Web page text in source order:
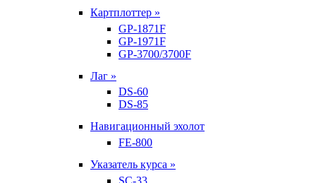
Картплоттер »
GP-1871F
GP-1971F
GP-3700/3700F
Лаг »
DS-60
DS-85
Навигационный эхолот
FE-800
Указатель курса »
SC-33